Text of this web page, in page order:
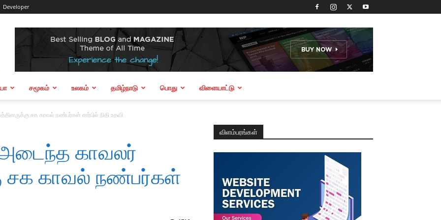
Developer
சமூகம் உலகம் தமிழ்நாடு பொது விளையாட்டு
சக காவல் நண்பர்கள் சார்பில் நிதி உதவி
காவலர்
சக காவல் நண்பர்கள்
விளம்பரங்கள்